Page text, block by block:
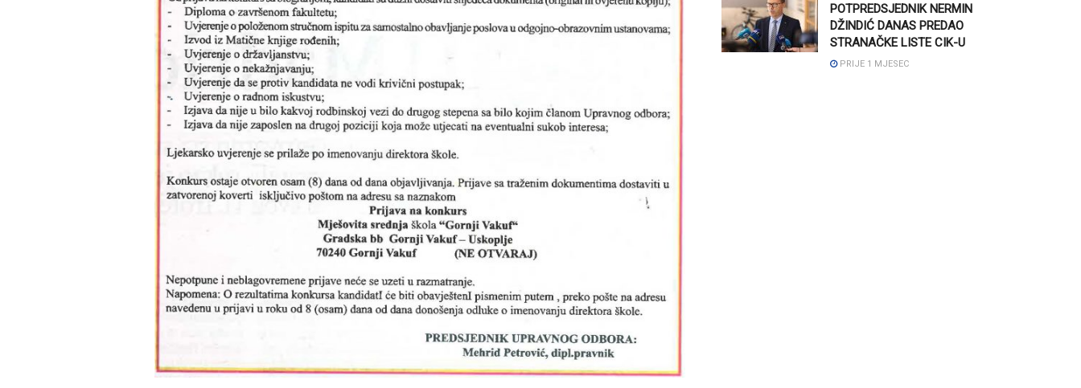
POTPREDSJEDNIK NERMIN
DŽINDIĆ DANAS PREDAO
STRANAČKE LISTE CIK-U
PRIJE 1 MJESEC